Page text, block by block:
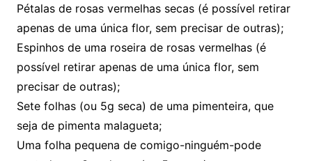
Pétalas de rosas vermelhas secas (é possível retirar
apenas de uma única flor, sem precisar de outras);
Espinhos de uma roseira de rosas vermelhas (é
possível retirar apenas de uma única flor, sem
precisar de outras);
Sete folhas (ou 5g seca) de uma pimenteira, que
seja de pimenta malagueta;
Uma folha pequena de comigo-ninguém-pode